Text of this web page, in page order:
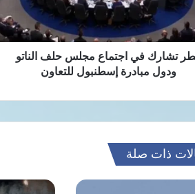
تشارك في اجتماع مجلس حلف الناتو
ودول مبادرة إسطنبول للتعاون
ذات صلة